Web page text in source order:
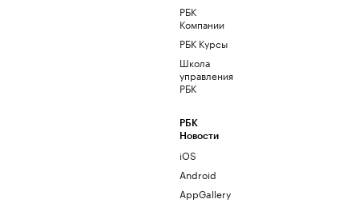
РБК
Компании
РБК Курсы
Школа
управления
РБК
РБК
Новости
iOS
Android
AppGallery